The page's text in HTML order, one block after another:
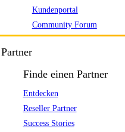
Kundenportal
Community Forum
Partner
Finde einen Partner
Entdecken
Reseller Partner
Success Stories